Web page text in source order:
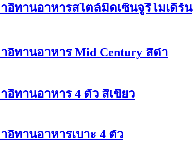
าอี้ทานอาหารสไตล์มิดเซ็นจูรี่โมเดิร์น
าอี้ทานอาหาร Mid Century สีดำ
อี้ทานอาหาร 4 ตัว สีเขียว
อี้ทานอาหารเบาะ 4 ตัว